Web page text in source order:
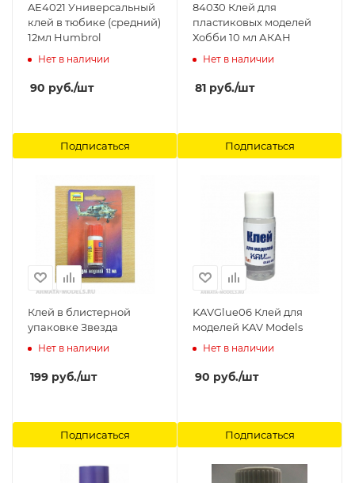
AE4021 Универсальный
клей в тюбике (средний)
12мл Humbrol
Нет в наличии
90 руб./шт
Подписаться
84030 Клей для
пластиковых моделей
Хобби 10 мл АКАН
Нет в наличии
81 руб./шт
Подписаться
Клей в блистерной
упаковке Звезда
Нет в наличии
199 руб./шт
Подписаться
KAVGlue06 Клей для
моделей KAV Models
Нет в наличии
90 руб./шт
Подписаться